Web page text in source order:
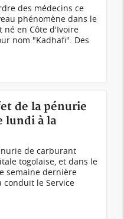
des médecins ce
phénomène dans le
né en Côte d'Ivoire
nom "Kadhafi". Des
de la pénurie
lundi à la
de carburant
togolaise, et dans le
semaine dernière
conduit le Service